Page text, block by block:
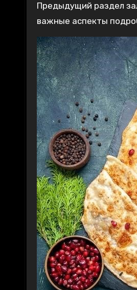
Предыдущий раздел
важные аспекты